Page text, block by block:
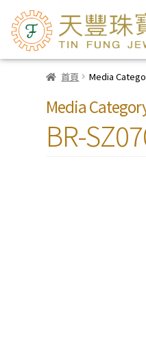
首頁 Media
Media
BR-